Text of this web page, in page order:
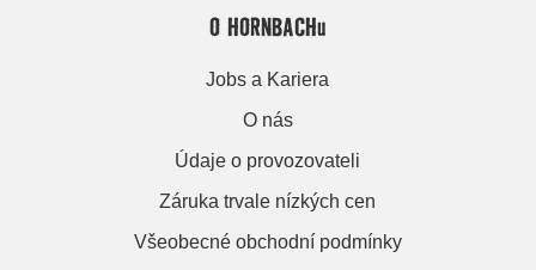
O HORNBACHu
Jobs a Kariera
O nás
Údaje o provozovateli
Záruka trvale nízkých cen
Všeobecné obchodní podmínky